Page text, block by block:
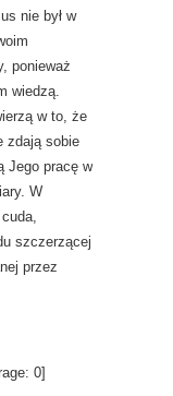
nie był w
ponieważ
wiedzą.
w to, że
zdają sobie
Jego pracę w
W
szczerzącej
przez
0]